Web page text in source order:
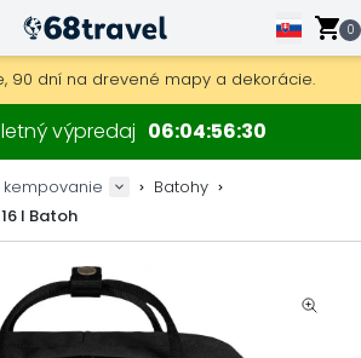
0
objednávky nad 49 €.
90 dní na drevené mapy a dekorácie.
outdoor vybavenie a doplnky.
výpredaj 06045629
Batohy
l Batoh
Hľadať